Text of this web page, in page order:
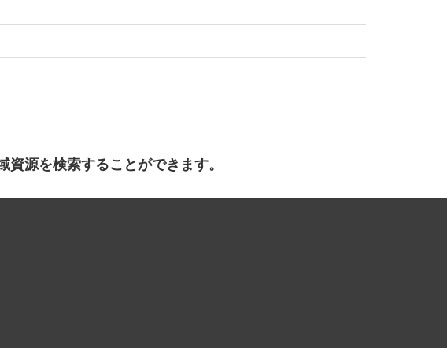
源を検索することができます。